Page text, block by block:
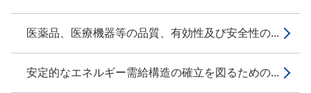
医薬品、医療機器等の品質、有効性及び安全性の...
安定的なエネルギー需給構造の確立を図るための...